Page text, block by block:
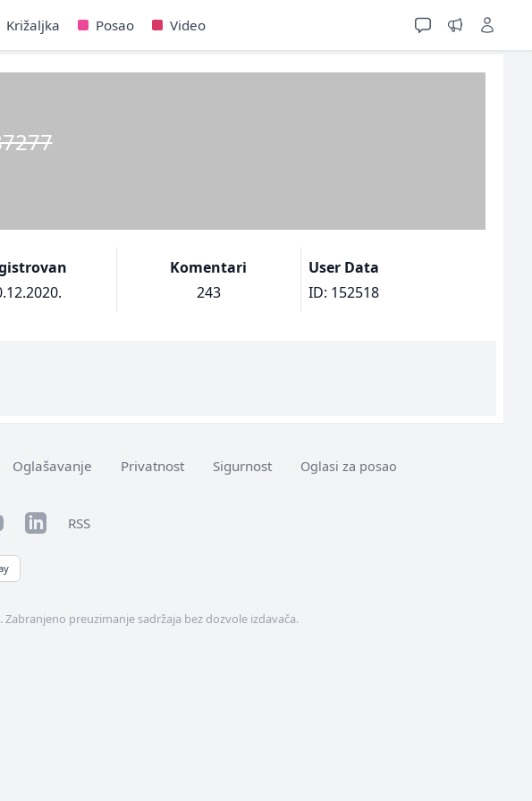
Križaljka Posao Video
Komentari
243
User Data
ID: 152518
Oglašavanje Privatnost Sigurnost Oglasi za posao
LinkedInRSS
preuzimanje sadržaja bez dozvole izdavača.